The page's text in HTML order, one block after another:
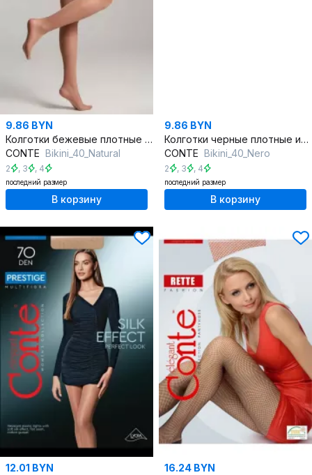
9.86 BYN
Колготки бежевые плотные из трикотажа для каждый день
CONTE Bikini_40_Natural
2 , 3 , 4
последний размер
В корзину
9.86 BYN
Колготки черные плотные из трикотажа с хлопком для ежедневного стиля
CONTE Bikini_40_Nero
2 , 3 , 4
последний размер
В корзину
12.01 BYN
16.24 BYN